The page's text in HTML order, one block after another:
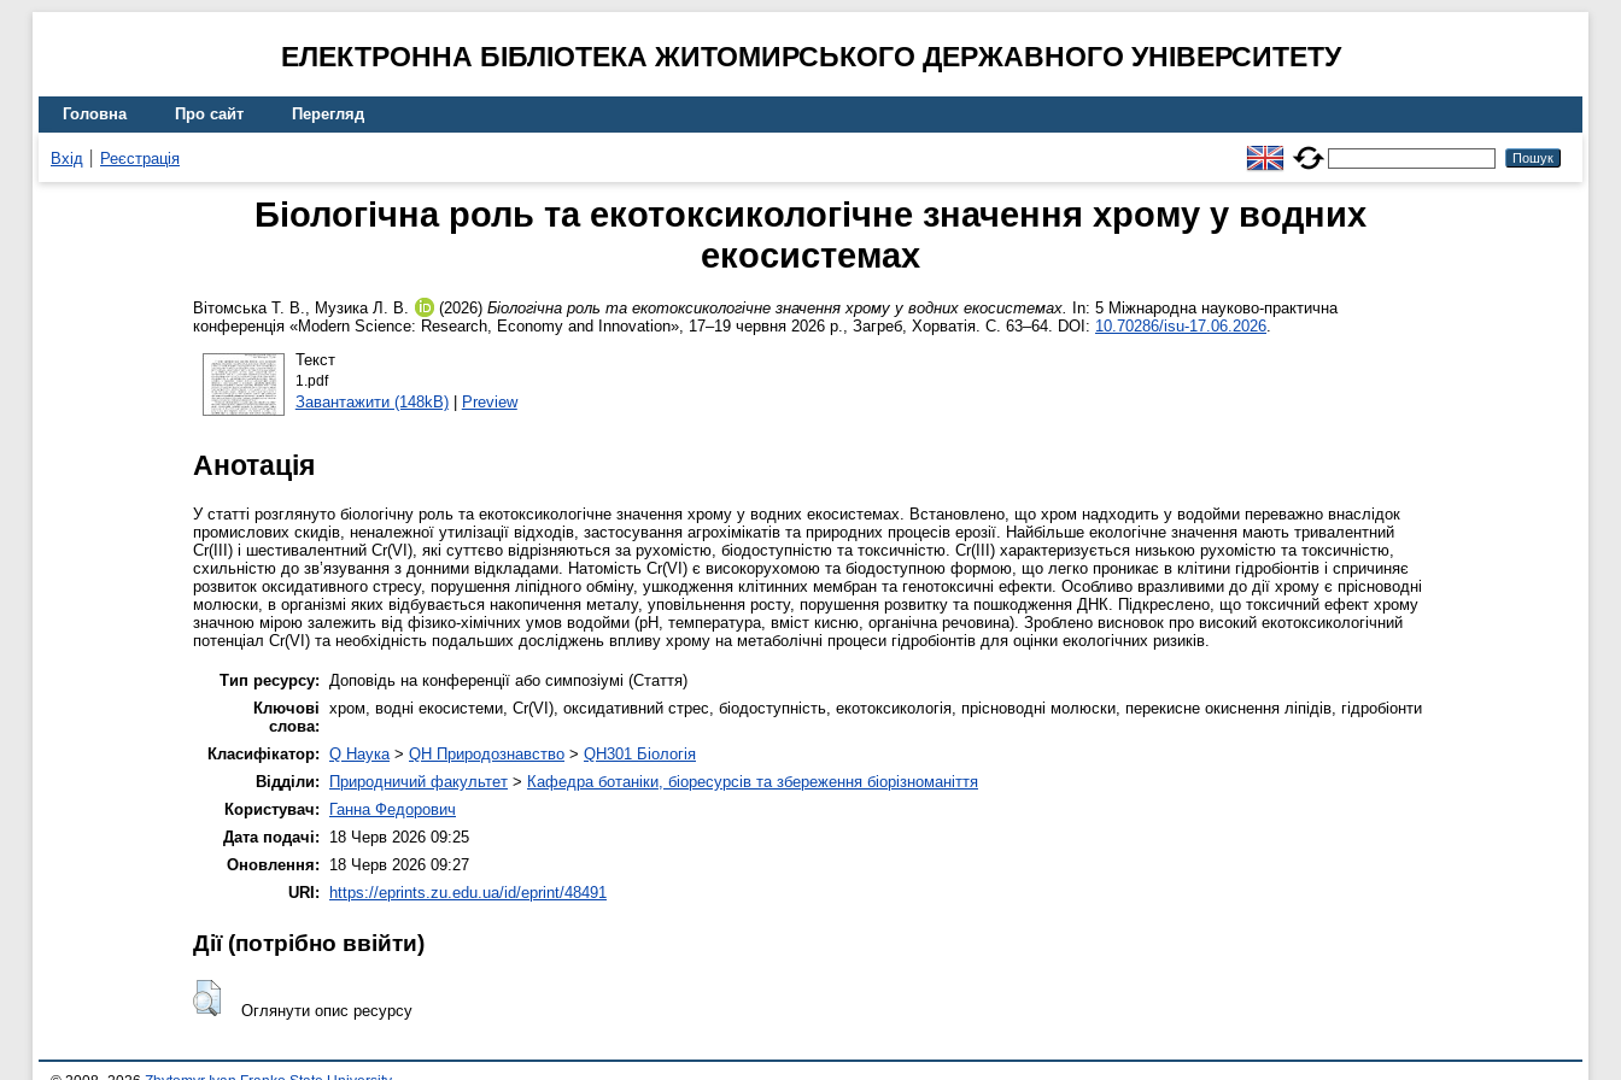
ЕЛЕКТРОННА БІБЛІОТЕКА ЖИТОМИРСЬКОГО ДЕРЖАВНОГО УНІВЕРСИТЕТУ
Головна Про сайт Перегляд
Вхід Реєстрація
Біологічна роль та екотоксикологічне значення хрому у водних
екосистемах
Вітомська Т. В., Музика Л. В. (2026) Біологічна роль та екотоксикологічне значення хрому у водних екосистемах.
In: 5 Міжнародна науково-практична
конференція «Modern Science: Research, Economy and Innovation», 17–19 червня 2026 р., Загреб, Хорватія. С. 63–64. DOI: 10.70286/isu-17.06.2026.
Текст
1.pdf
Завантажити (148kB)| Preview
Анотація
У статті розглянуто біологічну роль та екотоксикологічне значення хрому у водних екосистемах. Встановлено, що хром надходить у водойми переважно внаслідок
промислових скидів, неналежної утилізації відходів, застосування агрохімікатів та природних процесів ерозії. Найбільше екологічне значення мають тривалентний
Cr(III) і шестивалентний Cr(VI), які суттєво відрізняються за рухомістю, біодоступністю та токсичністю. Cr(III) характеризується низькою рухомістю та токсичністю,
схильністю до зв’язування з донними відкладами. Натомість Cr(VI) є високорухомою та біодоступною формою, що легко проникає в клітини гідробіонтів і спричиняє
розвиток оксидативного стресу, порушення ліпідного обміну, ушкодження клітинних мембран та генотоксичні ефекти. Особливо вразливими до дії хрому є прісноводні
молюски, в організмі яких відбувається накопичення металу, уповільнення росту, порушення розвитку та пошкодження ДНК. Підкреслено, що токсичний ефект хрому
значною мірою залежить від фізико-хімічних умов водойми (pH, температура, вміст кисню, органічна речовина). Зроблено висновок про високий екотоксикологічний
потенціал Cr(VI) та необхідність подальших досліджень впливу хрому на метаболічні процеси гідробіонтів для оцінки екологічних ризиків.
Тип ресурсу:
Доповідь на конференції або симпозіумі (Стаття)
Ключові
слова:
хром, водні екосистеми, Cr(VI), оксидативний стрес, біодоступність, екотоксикологія, прісноводні молюски, перекисне окиснення ліпідів, гідробіонти
Класифікатор: Q Наука > QH Природознавство > QH301 Біологія
Відділи:
Природничий факультет > Кафедра ботаніки, біоресурсів та збереження біорізноманіття
Користувач:
Ганна Федорович
Дата подачі:
18 Черв 2026 09:25
Оновлення:
18 Черв 2026 09:27
URI: https://eprints.zu.edu.ua/id/eprint/48491
Дії ​​(потрібно ввійти)
Оглянути опис ресурсу